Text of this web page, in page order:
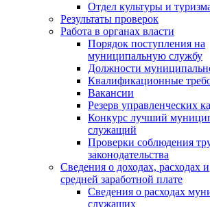
Отдел культуры и
Результаты проверок
Работа в органах власти
Порядок поступления на
муниципальную службу
Должности
Квалификационные
Вакансии
Резерв управленческих
Конкурс лучший
служащий
Проверки соблюдения
законодательства
Сведения о доходах, расходах и
средней заработной плате
Сведения о расходах
служащих